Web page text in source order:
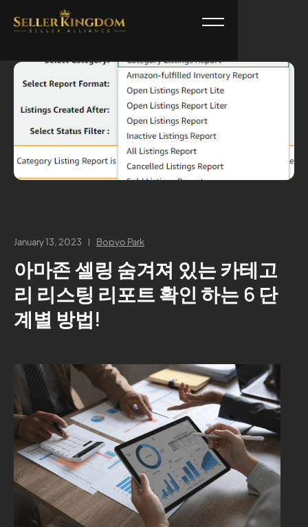
January 13, 2023 Bopyo Park
아마존 셀링 숨겨져 있는 카테고
리 리스팅 리포트 확인 하는 6 단
계별 방법!